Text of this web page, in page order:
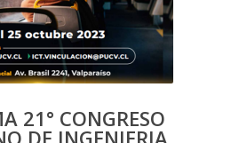
21° CONGRESO